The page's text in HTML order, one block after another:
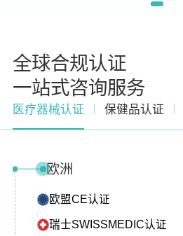
全球合规认证
一站式咨询服务
医疗器械认证 保健品认证
欧洲
欧盟CE认证
瑞士SWISSMEDIC认证